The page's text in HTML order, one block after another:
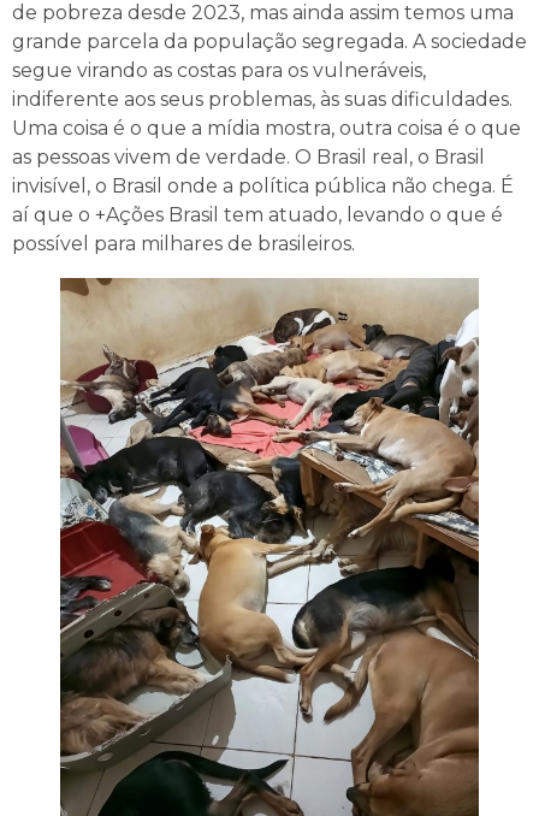
de pobreza desde 2023, mas ainda assim temos uma
grande parcela da população segregada. A sociedade
segue virando as costas para os vulneráveis,
indiferente aos seus problemas, às suas dificuldades.
Uma coisa é o que a mídia mostra, outra coisa é o que
as pessoas vivem de verdade. O Brasil real, o Brasil
invisível, o Brasil onde a política pública não chega. É
aí que o +Ações Brasil tem atuado, levando o que é
possível para milhares de brasileiros.